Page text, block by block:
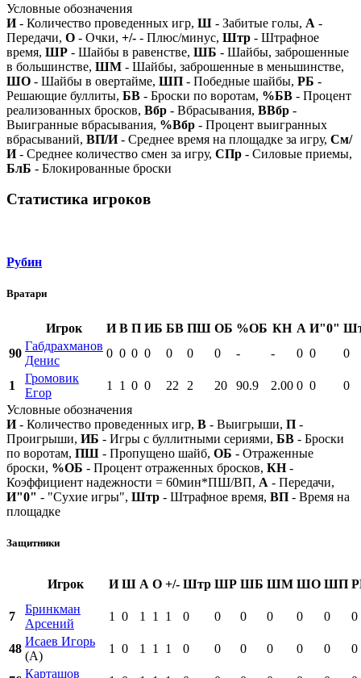
Условные обозначения
И- Количество проведенных игр, Ш - Забитые голы, А -
Передачи, О - Очки, +/- - Плюс/минус, Штр - Штрафное
время, ШР - Шайбы в равенстве, ШБ - Шайбы, заброшенные
в большинстве, ШМ - Шайбы, заброшенные в меньшинстве,
ШО - Шайбы в овертайме, ШП - Победные шайбы, РБ -
Решающие буллиты, БВ - Броски по воротам, %БВ - Процент
реализованных бросков, Вбр - Вбрасывания, ВВбр -
Выигранные вбрасывания, %Вбр - Процент выигранных
вбрасываний, ВП/И- Среднее время на площадке за игру, См/
И- Среднее количество смен за игру, СПр - Силовые приемы,
БлБ - Блокированные броски
Статистика игроков
Рубин
Вратари
Игрок И В П ИБ БВ ПШ ОБ %ОБ КН А И"0"
90
Габдрахманов
Денис
0 0 0 0 0 0 0 - - 0 0 0
1
Громовик
Егор
1 1 0 0 22 2 20 90.9 2.00 0 0
0
Условные обозначения
И- Количество проведенных игр, В - Выигрыши, П -
Проигрыши, ИБ - Игры с буллитными сериями, БВ - Броски
по воротам, ПШ - Пропущено шайб, ОБ - Отраженные
броски, %ОБ - Процент отраженных бросков, КН-
Коэффициент надежности = 60мин*ПШ/ВП, А - Передачи,
И"0" - "Сухие игры", Штр - Штрафное время, ВП - Время на
площадке
Защитники
Игрок И Ш А О +/- Штр ШР ШБ ШМ ШО ШП
7
Бринкман
Арсений
1 0 1 1 1 0 0 0 0 0 0 0
48
Исаев Игорь
(А)
1 0 1 1 1 0 0 0 0 0 0 0
Карташов